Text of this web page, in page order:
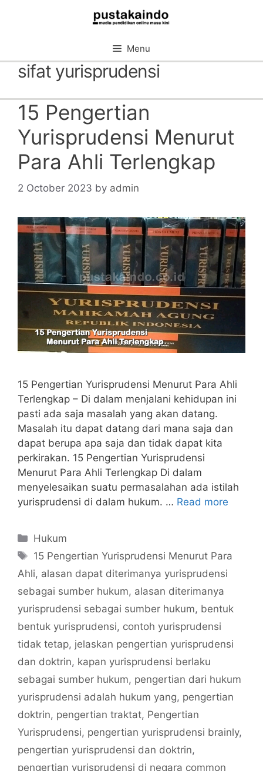
Menu
sifat yurisprudensi
15 Pengertian
Yurisprudensi Menurut
Para Ahli Terlengkap
2 October 2023 by admin
15 Pengertian Yurisprudensi Menurut Para Ahli
Terlengkap – Di dalam menjalani kehidupan ini
pasti ada saja masalah yang akan datang.
Masalah itu dapat datang dari mana saja dan
dapat berupa apa saja dan tidak dapat kita
perkirakan. 15 Pengertian Yurisprudensi
Menurut Para Ahli Terlengkap Di dalam
menyelesaikan suatu permasalahan ada istilah
yurisprudensi di dalam hukum. … Read more
Categories
Hukum
Tags
15 Pengertian Yurisprudensi Menurut Para
Ahli, alasan dapat diterimanya yurisprudensi
sebagai sumber hukum, alasan diterimanya
yurisprudensi sebagai sumber hukum, bentuk
bentuk yurisprudensi, contoh yurisprudensi
tidak tetap, jelaskan pengertian yurisprudensi
dan doktrin, kapan yurisprudensi berlaku
sebagai sumber hukum, pengertian dari hukum
yurisprudensi adalah hukum yang, pengertian
doktrin, pengertian traktat, Pengertian
Yurisprudensi, pengertian yurisprudensi brainly,
pengertian yurisprudensi dan doktrin,
pengertian yurisprudensi di negara common